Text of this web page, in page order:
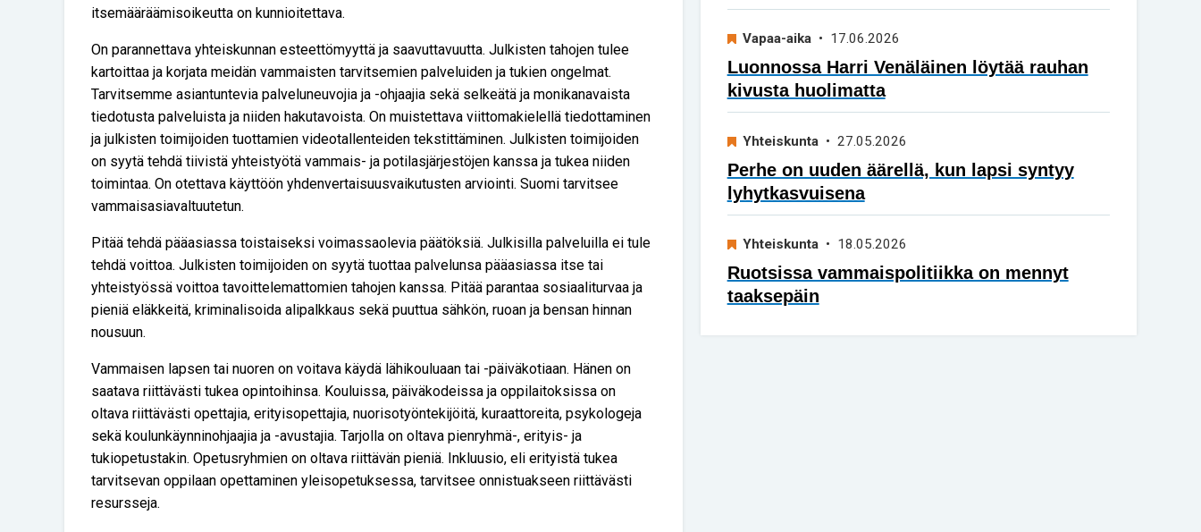
itsemääräämisoikeutta on kunnioitettava.
On parannettava yhteiskunnan esteettömyyttä ja saavuttavuutta. Julkisten tahojen tulee
kartoittaa ja korjata meidän vammaisten tarvitsemien palveluiden ja tukien ongelmat.
Tarvitsemme asiantuntevia palveluneuvojia ja -ohjaajia sekä selkeätä ja monikanavaista
tiedotusta palveluista ja niiden hakutavoista. On muistettava viittomakielellä tiedottaminen
ja julkisten toimijoiden tuottamien videotallenteiden tekstittäminen. Julkisten toimijoiden
on syytä tehdä tiivistä yhteistyötä vammais- ja potilasjärjestöjen kanssa ja tukea niiden
toimintaa. On otettava käyttöön yhdenvertaisuusvaikutusten arviointi. Suomi tarvitsee
vammaisasiavaltuutetun.
Pitää tehdä pääasiassa toistaiseksi voimassaolevia päätöksiä. Julkisilla palveluilla ei tule
tehdä voittoa. Julkisten toimijoiden on syytä tuottaa palvelunsa pääasiassa itse tai
yhteistyössä voittoa tavoittelemattomien tahojen kanssa. Pitää parantaa sosiaaliturvaa ja
pieniä eläkkeitä, kriminalisoida alipalkkaus sekä puuttua sähkön, ruoan ja bensan hinnan
nousuun.
Vammaisen lapsen tai nuoren on voitava käydä lähikouluaan tai -päiväkotiaan. Hänen on
saatava riittävästi tukea opintoihinsa. Kouluissa, päiväkodeissa ja oppilaitoksissa on
oltava riittävästi opettajia, erityisopettajia, nuorisotyöntekijöitä, kuraattoreita, psykologeja
sekä koulunkäynninohjaajia ja -avustajia. Tarjolla on oltava pienryhmä-, erityis- ja
tukiopetustakin. Opetusryhmien on oltava riittävän pieniä. Inkluusio, eli erityistä tukea
tarvitsevan oppilaan opettaminen yleisopetuksessa, tarvitsee onnistuakseen riittävästi
resursseja.
Vapaa-aika• 17.06.2026
Luonnossa Harri Venäläinen löytää rauhan
kivusta huolimatta
Yhteiskunta• 27.05.2026
Perhe on uuden äärellä, kun lapsi syntyy
lyhytkasvuisena
Yhteiskunta• 18.05.2026
Ruotsissa vammaispolitiikka on mennyt
taaksepäin